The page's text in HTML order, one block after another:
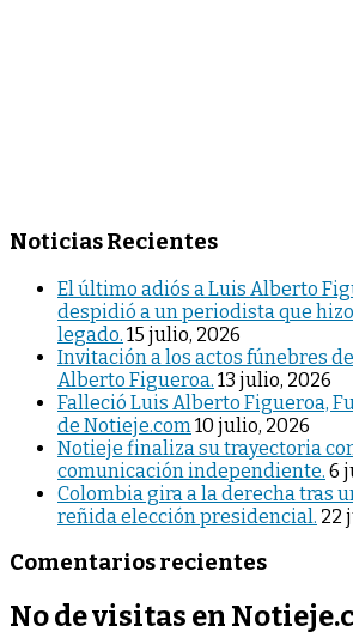
Noticias Recientes
El último adiós a Luis Alberto
despidió a un periodista que
legado. 15 julio, 2026
Invitación a los actos fúnebres
Alberto Figueroa. 13 julio, 2026
Falleció Luis Alberto Figueroa,
de Notieje.com 10 julio, 2026
Notieje finaliza su trayectoria
comunicación independiente. 6
Colombia gira a la derecha tras
reñida elección presidencial. 22
Comentarios recientes
No de visitas en